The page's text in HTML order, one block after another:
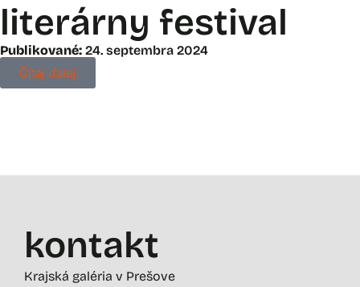
literárny festival
Publikované: 24. septembra 2024
Čítaj ďalej
kontakt
Krajská galéria v Prešove